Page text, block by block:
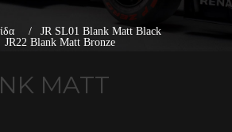
JR SL01 Blank Matt Black
JR22 Blank Matt Bronze
MATT